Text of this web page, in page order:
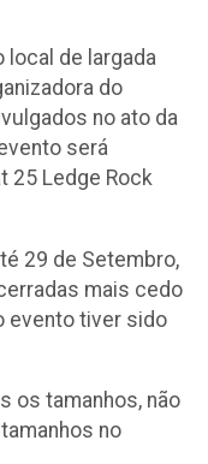
local de largada
do
no ato da
será
25 Ledge Rock
29 de Setembro,
mais cedo
evento tiver sido
os tamanhos, não
no